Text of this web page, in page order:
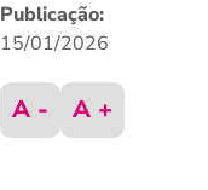
Publicação:
15/01/2026
A - A +